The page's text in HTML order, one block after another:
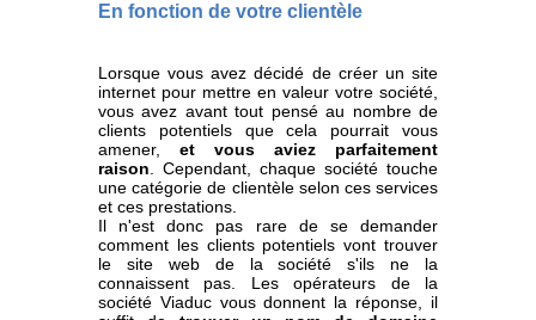
En fonction de votre clientèle
Lorsque vous avez décidé de créer un site
internet pour mettre en valeur votre société,
vous avez avant tout pensé au nombre de
clients potentiels que cela pourrait vous
amener, et vous aviez parfaitement
raison . Cependant, chaque société touche
une catégorie de clientèle selon ces services
et ces prestations.
Il n'est donc pas rare de se demander
comment les clients potentiels vont trouver
le site web de la société s'ils ne la
connaissent pas. Les opérateurs de la
société Viaduc vous donnent la réponse, il